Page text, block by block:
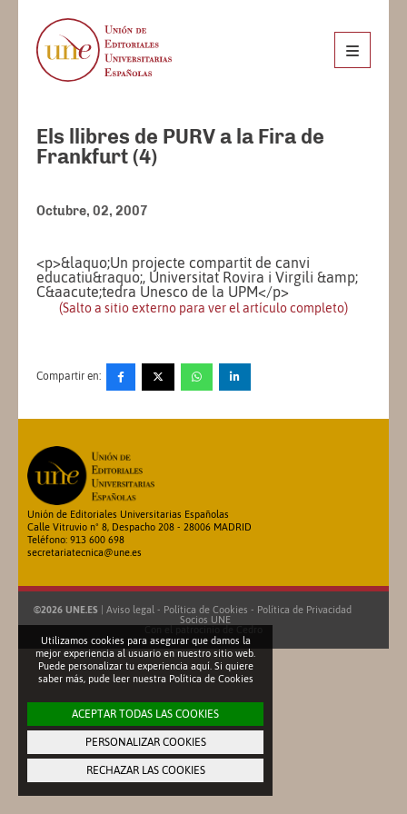
Els llibres de PURV a la Fira de
Frankfurt (4)
Octubre, 02, 2007
<p>&laquo;Un projecte compartit de canvi
educatiu&raquo;, Universitat Rovira i Virgili &amp;
C&aacute;tedra Unesco de la UPM</p>
(Salto a sitio externo para ver el artículo completo)
Compartir en:
Unión de Editoriales Universitarias Españolas
Calle Vitruvio nº 8, Despacho 208 - 28006 MADRID
Teléfono: 913 600 698
secretariatecnica@une.es
©2026 UNE.ES Aviso legal - Política de Cookies - Política de Privacidad
Socios UNE
Utilizamos cookies para asegurar que damos la
mejor experiencia al usuario en nuestro sitio web.
Puede personalizar tu experiencia aquí. Si quiere
saber más, pude leer nuestra Política de Cookies
ACEPTAR TODAS LAS COOKIES
PERSONALIZAR COOKIES
RECHAZAR LAS COOKIES